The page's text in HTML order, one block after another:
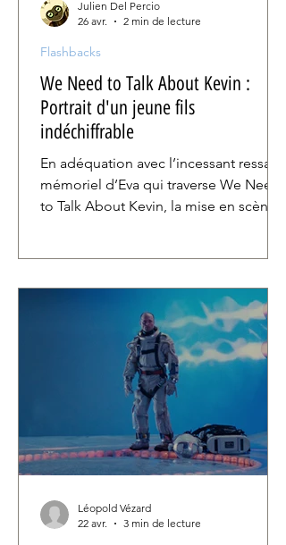
We Need to Talk About Kevin :
Portrait d'un jeune fils
indéchiffrable
En adéquation avec l’incessant ressac
mémoriel d’Eva qui traverse We Need
to Talk About Kevin, la mise en scène
d'un autre, ouvrant les portes un
labyrinthe de sensations aussi
magnétique qu’éreintant.
Flashbacks
Julien Del Percio
26 avr.
2 min de lecture
Léopold Vézard
22 avr.
3 min de lecture